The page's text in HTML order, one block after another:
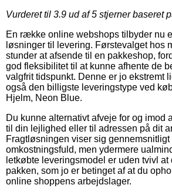
Vurderet til 3.9 ud af 5 stjerner baseret
En række online webshops tilbyder nu
løsninger til levering. Førstevalget hos
stunder at afsende til en pakkeshop,
god fleksibilitet til at kunne afhente de
valgfrit tidspunkt. Denne er jo ekstremt
også den billigste leveringstype ved
Hjelm, Neon Blue.
Du kunne alternativt afveje for og imod
til din lejlighed eller til adressen på dit
Fragtløsningen viser sig
omkostningsfuld, men ydermere
letkøbte leveringsmodel er uden tvivl at
pakken, som jo er betinget af at du
online shoppens arbejdslager.